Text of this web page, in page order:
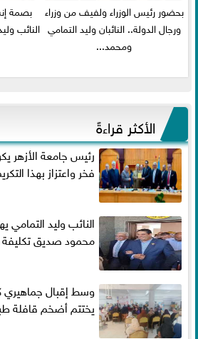
بحضور رئيس الوزراء ولفيف من وزراء
ورجال الدولة.. النائبان وليد التمامي
ومحمد...
بصمة
النائب
الأكثر قراءةً
رئيس جامعة الأزهر
فخر واعتزاز بهذا
النائب وليد التمامي
محمود صديق تكليفة
وسط إقبال جماهيري
يختتم أضخم قافلة